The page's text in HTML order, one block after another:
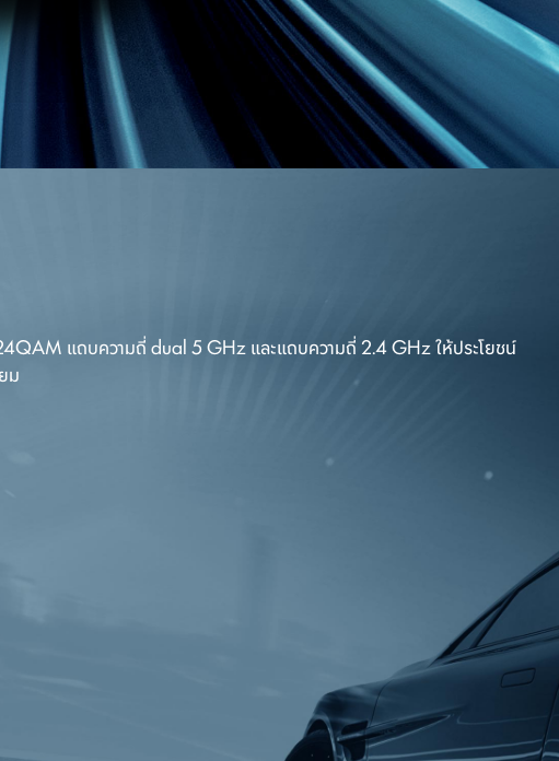
แถบความถี่ dual 5 GHz และแถบความถี่ 2.4 GHz ให้ประโยชน์
ม